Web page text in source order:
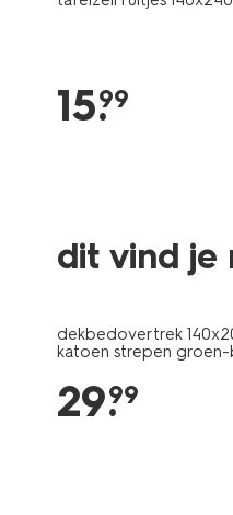
15.
99
dit vind je
dekbedovertrek
katoen strepen groen-
29.
99